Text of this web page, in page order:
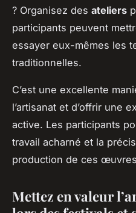
? Organisez des ateliers
participants peuvent
essayer eux-mêmes les
traditionnelles.
C’est une excellente
l’artisanat et d’offrir une
active. Les participants
travail acharné et la
production de ces
Mettez en valeur